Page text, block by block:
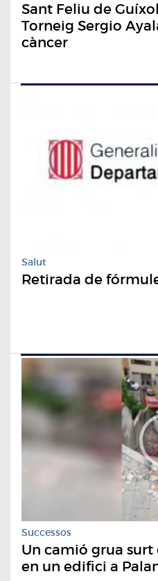
Sant Feliu de
Torneig Sergio
càncer
Salut
Retirada de
Successos
Un camió grua
en un edifici a